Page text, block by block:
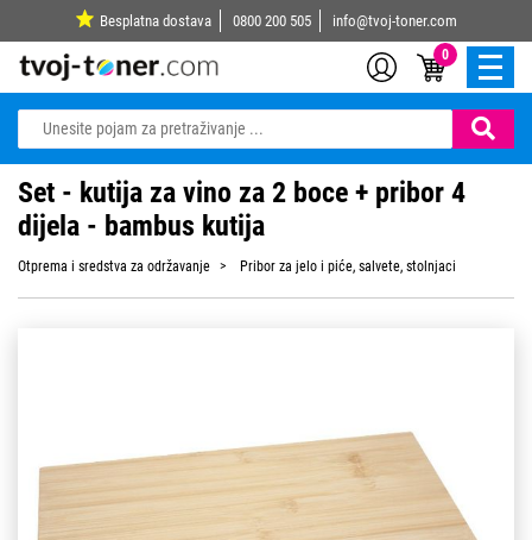
Besplatna dostava 0800 200 505 info@tvoj-toner.com
0
Set - kutija za vino za 2 boce + pribor 4
dijela - bambus kutija
Otprema i sredstva za održavanje Pribor za jelo i piće, salvete, stolnjaci